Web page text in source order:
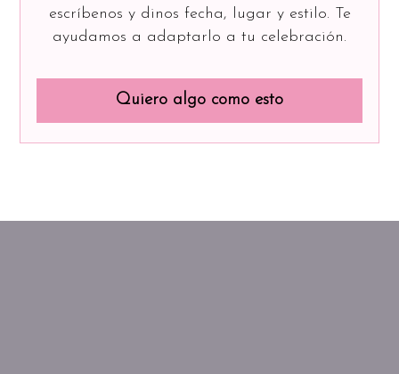
escríbenos y dinos fecha, lugar y estilo. Te
ayudamos a adaptarlo a tu celebración.
Quiero algo como esto